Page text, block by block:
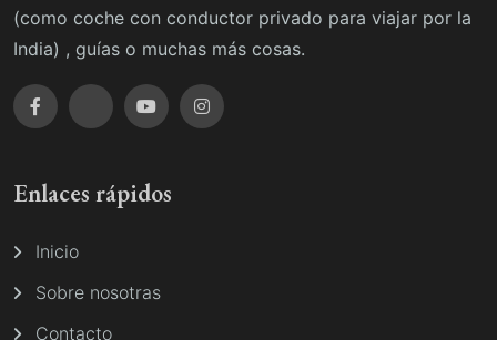
(como coche con conductor privado para viajar por la
India) , guías o muchas más cosas.
Enlaces rápidos
Inicio
Sobre nosotras
Contacto